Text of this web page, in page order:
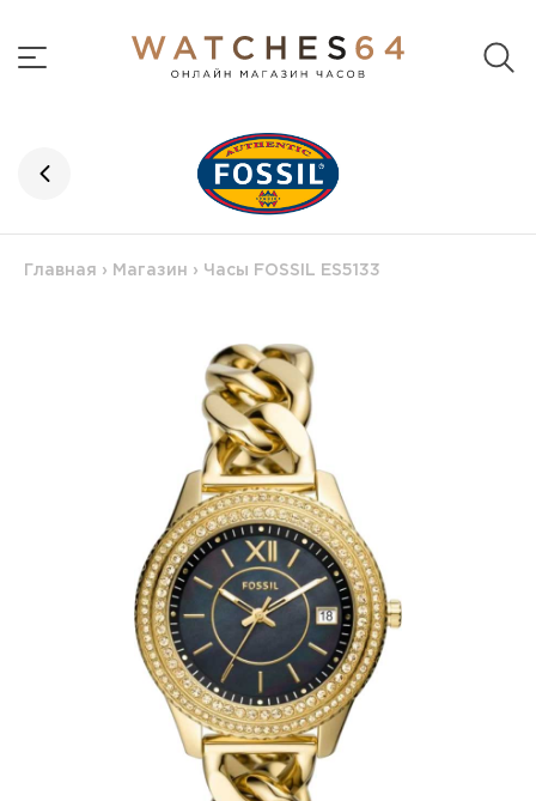
Главная › Магазин › Часы FOSSIL ES5133